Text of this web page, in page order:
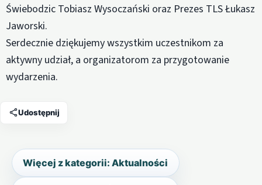
Świebodzic Tobiasz Wysoczański oraz Prezes TLS Łukasz
Jaworski.
Serdecznie dziękujemy wszystkim uczestnikom za
aktywny udział, a organizatorom za przygotowanie
wydarzenia.
Udostępnij
Więcej z kategorii: Aktualności